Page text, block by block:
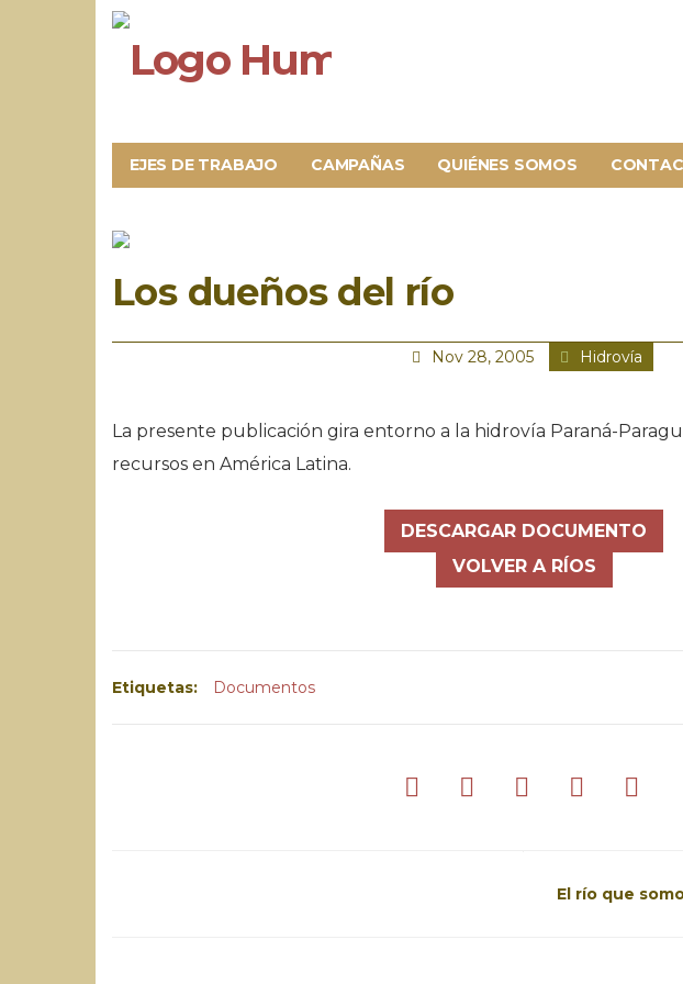
EJES DE TRABAJO CAMPAÑAS QUIÉNES SOMOS
Los dueños del río
Nov 28, 2005 Hidrovía
La presente publicación gira entorno a la hidrovía Paraná-
recursos en América Latina.
DESCARGAR DOCUMENTO
VOLVER A RÍOS
Etiquetas: Documentos
El río que